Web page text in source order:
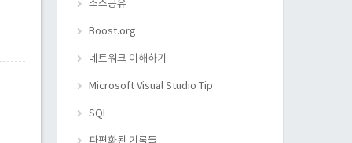
소스공유
Boost.org
네트워크 이해하기
Microsoft Visual Studio Tip
SQL